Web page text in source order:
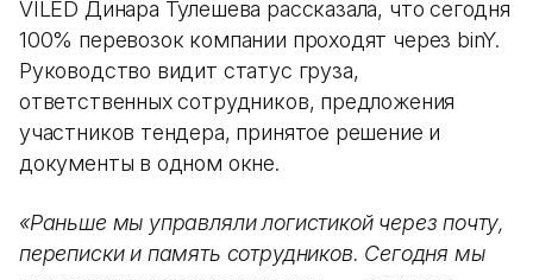
VILED Динара Тулешева рассказала, что сегодня
100% перевозок компании проходят через binY.
Руководство видит статус груза,
ответственных сотрудников, предложения
участников тендера, принятое решение и
документы в одном окне.
«Раньше мы управляли логистикой через почту,
переписки и память сотрудников. Сегодня мы